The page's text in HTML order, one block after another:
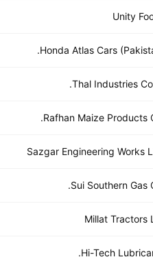
Unity
Honda Atlas Cars
Thal Industries
Rafhan Maize Products
Sazgar Engineering Works
Sui Southern Gas
Millat Tractors
Hi-Tech